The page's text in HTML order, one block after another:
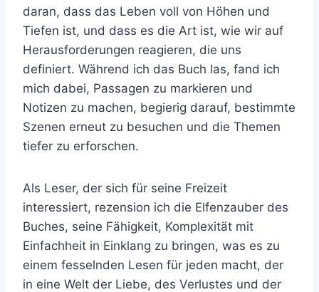
daran, dass das Leben voll von Höhen und
Tiefen ist, und dass es die Art ist, wie wir auf
Herausforderungen reagieren, die uns
definiert. Während ich das Buch las, fand ich
mich dabei, Passagen zu markieren und
Notizen zu machen, begierig darauf, bestimmte
Szenen erneut zu besuchen und die Themen
tiefer zu erforschen.
Als Leser, der sich für seine Freizeit
interessiert, rezension ich die Elfenzauber des
Buches, seine Fähigkeit, Komplexität mit
Einfachheit in Einklang zu bringen, was es zu
einem fesselnden Lesen für jeden macht, der
in eine Welt der Liebe, des Verlustes und der